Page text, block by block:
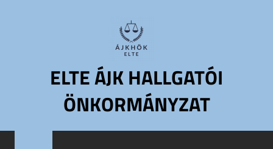
ELTE ÁJK HALLGATÓI
ÖNKORMÁNYZAT